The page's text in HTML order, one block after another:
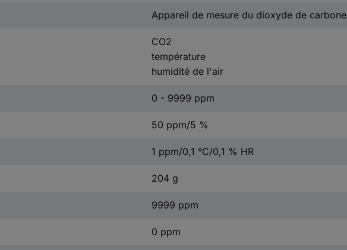
Appareil de mesure du dioxyde de carbone
CO2
température
humidité de l'air
0 - 9999 ppm
50 ppm/5 %
1 ppm/0,1 °C/0,1 % HR
204 g
9999 ppm
0 ppm